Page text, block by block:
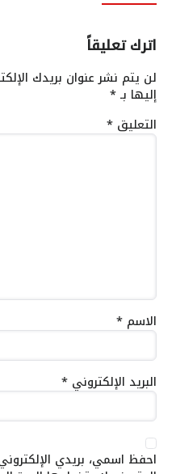
اترك تعليقاً
لن يتم نشر عنوان بريدك
إليها بـ*
التعليق *
الاسم *
البريد الإلكتروني *
احفظ اسمي، بريدي